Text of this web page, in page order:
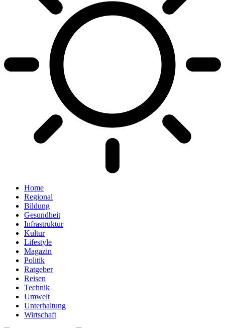
Home
Regional
Bildung
Gesundheit
Infrastruktur
Kultur
Lifestyle
Magazin
Politik
Ratgeber
Reisen
Technik
Umwelt
Unterhaltung
Wirtschaft